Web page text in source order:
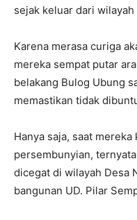
sejak keluar dari
Karena merasa curiga
mereka sempat putar
belakang Bulog Ubung
memastikan tidak
Hanya saja, saat
persembunyian,
dicegat di wilayah Desa
bangunan UD. Pilar